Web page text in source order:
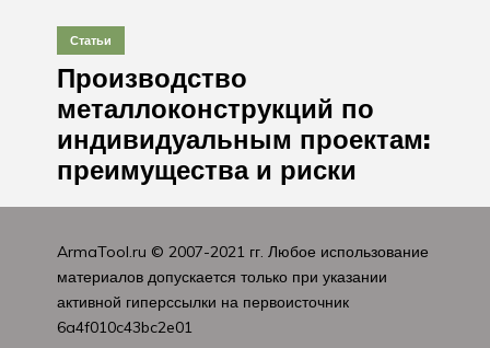
Статьи
Производство
металлоконструкций по
индивидуальным проектам:
преимущества и риски
ArmaTool.ru © 2007-2021 гг. Любое использование
материалов допускается только при указании
активной гиперссылки на первоисточник
6a4f010c43bc2e01